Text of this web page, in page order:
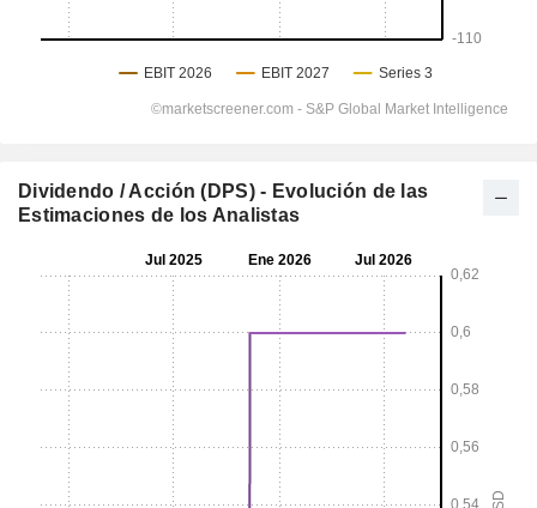
Dividendo / Acción (DPS) - Evolución de las
Estimaciones de los Analistas